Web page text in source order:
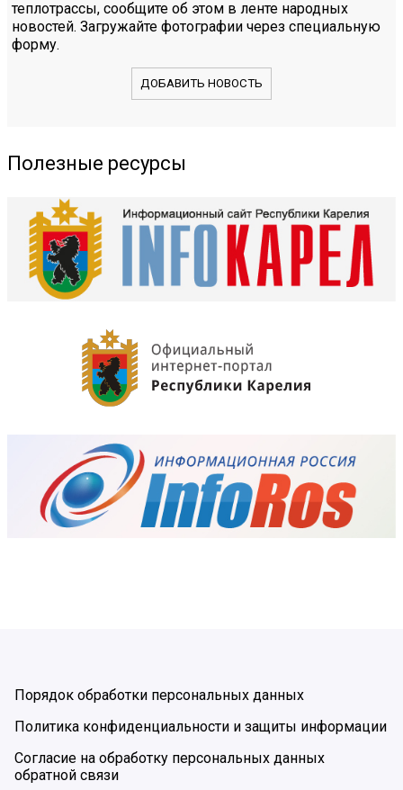
теплотрассы, сообщите об этом в ленте народных
новостей. Загружайте фотографии через специальную
форму.
ДОБАВИТЬ НОВОСТЬ
Полезные ресурсы
Порядок обработки персональных данных
Политика конфиденциальности и защиты информации
Согласие на обработку персональных данных
обратной связи